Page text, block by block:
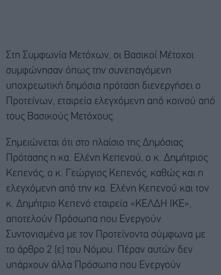
Στη Συμφωνία Μετόχων, οι Βασικοί Μέτοχοι
συμφώνησαν όπως την συνεπαγόμενη
υποχρεωτική δημόσια πρόταση διενεργήσει ο
Προτείνων, εταιρεία ελεγχόμενη από κοινού από
τους Βασικούς Μετόχους.
Σημειώνεται ότι στο πλαίσιο της Δημόσιας
Πρότασης η κα. Ελένη Κεπενού, ο κ. Δημήτριος
Κεπενός, ο κ. Γεώργιος Κεπενός, καθώς και η
ελεγχόμενη από την κα. Ελένη Κεπενού και τον
κ. Δημήτριο Κεπενό εταιρεία «ΚΕΛΔΗ ΙΚΕ»,
αποτελούν Πρόσωπα που Ενεργούν
Συντονισμένα με τον Προτείνοντα σύμφωνα με
το άρθρο 2 (ε) του Νόμου. Πέραν αυτών δεν
υπάρχουν άλλα Πρόσωπα που Ενεργούν